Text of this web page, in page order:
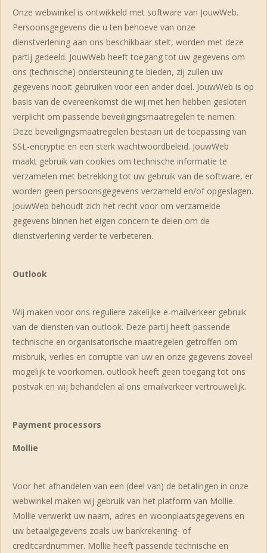
Onze webwinkel is ontwikkeld met software van JouwWeb.
Persoonsgegevens die u ten behoeve van onze
dienstverlening aan ons beschikbaar stelt, worden met deze
partij gedeeld. JouwWeb heeft toegang tot uw gegevens om
ons (technische) ondersteuning te bieden, zij zullen uw
gegevens nooit gebruiken voor een ander doel. JouwWeb is op
basis van de overeenkomst die wij met hen hebben gesloten
verplicht om passende beveiligingsmaatregelen te nemen.
Deze beveiligingsmaatregelen bestaan uit de toepassing van
SSL-encryptie en een sterk wachtwoordbeleid. JouwWeb
maakt gebruik van cookies om technische informatie te
verzamelen met betrekking tot uw gebruik van de software, er
worden geen persoonsgegevens verzameld en/of opgeslagen.
JouwWeb behoudt zich het recht voor om verzamelde
gegevens binnen het eigen concern te delen om de
dienstverlening verder te verbeteren.
Outlook
Wij maken voor ons reguliere zakelijke e-mailverkeer gebruik
van de diensten van outlook. Deze partij heeft passende
technische en organisatorische maatregelen getroffen om
misbruik, verlies en corruptie van uw en onze gegevens zoveel
mogelijk te voorkomen. outlook heeft geen toegang tot ons
postvak en wij behandelen al ons emailverkeer vertrouwelijk.
Payment processors
Mollie
Voor het afhandelen van een (deel van) de betalingen in onze
webwinkel maken wij gebruik van het platform van Mollie.
Mollie verwerkt uw naam, adres en woonplaatsgegevens en
uw betaalgegevens zoals uw bankrekening- of
creditcardnummer. Mollie heeft passende technische en